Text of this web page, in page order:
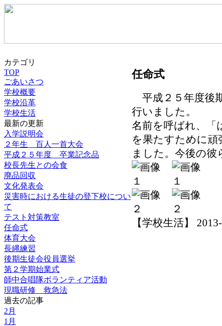
カテゴリ
TOP
ごあいさつ
学校概要
学校沿革
学校生活
最新の更新
入学説明会
２年生 百人一首大会
平成２５年度 卒業記念品
校長先生との会食
廃品回収
文化発表会
災害時における生徒の登下校につい
て
テスト対策教室
任命式
体育大会
長縄練習
後期生徒会役員選挙
第２学期始業式
師中合唱隊ボランティア活動
現職研修 救急法
過去の記事
2月
1月
任命式
平成２５年度後
行いました。
名前を呼ばれ、「
を果たすために
ました。今後の
【学校生活】